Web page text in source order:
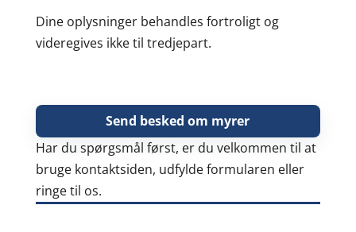
Dine oplysninger behandles fortroligt og
videregives ikke til tredjepart.
Har du spørgsmål først, er du velkommen til at
bruge kontaktsiden, udfylde formularen eller
ringe til os.